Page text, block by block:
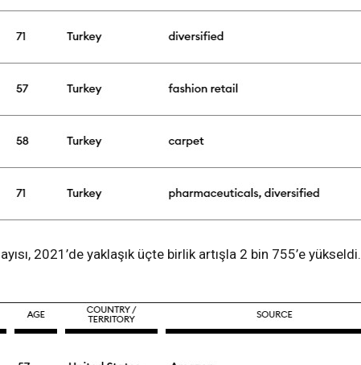
2021’de yaklaşık üçte birlik artışla 2 bin 755’e yükseldi.